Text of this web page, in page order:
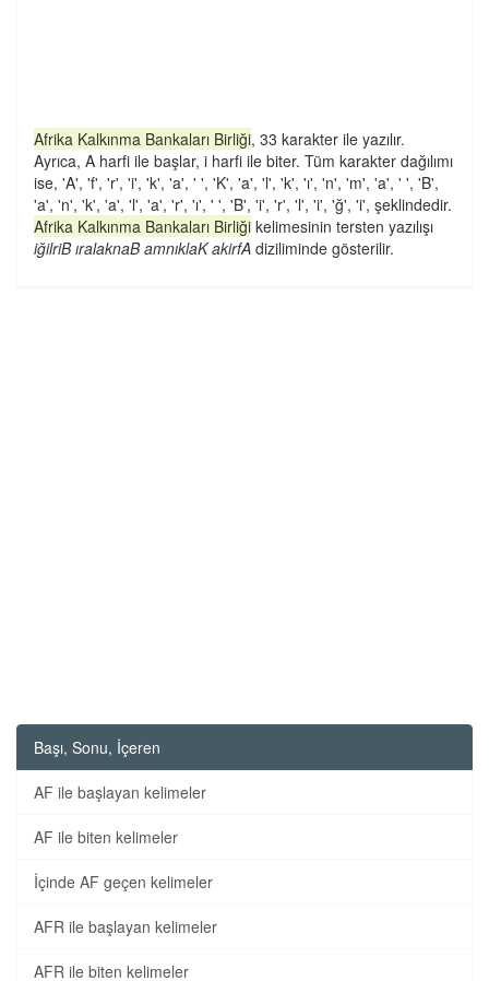
Afrika Kalkınma Bankaları Birliği, 33 karakter ile yazılır.
Ayrıca, A harfi ile başlar, i harfi ile biter. Tüm karakter dağılımı
ise, 'A', 'f', 'r', 'i', 'k', 'a', ' ', 'K', 'a', 'l', 'k', 'ı', 'n', 'm', 'a', ' ', 'B',
'a', 'n', 'k', 'a', 'l', 'a', 'r', 'ı', ' ', 'B', 'i', 'r', 'l', 'i', 'ğ', 'i', şeklindedir.
Afrika Kalkınma Bankaları Birliği kelimesinin tersten yazılışı
iğilriB ıralaknaB amnıklaK akirfA diziliminde gösterilir.
Başı, Sonu, İçeren
AF ile başlayan kelimeler
AF ile biten kelimeler
İçinde AF geçen kelimeler
AFR ile başlayan kelimeler
AFR ile biten kelimeler